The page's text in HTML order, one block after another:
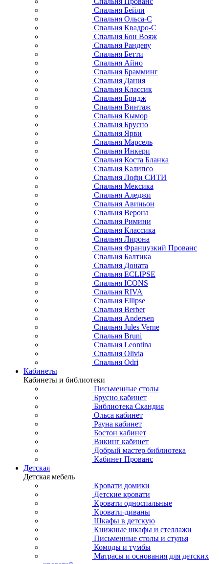
Спальня Бейли
Спальня Ольса-С
Спальня Квадро-С
Спальня Бон Вояж
Спальня Рандеву
Спальня Бетти
Спальня Айно
Спальня Брамминг
Спальня Дания
Спальня Классик
Спальня Бридж
Спальня Винтаж
Спальня Кымор
Спальня Брусно
Спальня Ярви
Спальня Марсель
Спальня Инкери
Спальня Коста Бланка
Спальня Калипсо
Спальня Лофи СИТИ
Спальня Мексика
Спальня Аледжи
Спальня Авиньон
Спальня Верона
Спальня Римини
Спальня Классика
Спальня Лирона
Спальня Французкий Прованс
Спальня Балтика
Спальня Доната
Спальня ECLIPSE
Спальня ICONS
Спальня RIVA
Спальня Ellipse
Спальня Berber
Спальня Andersen
Спальня Jules Verne
Спальня Bruni
Спальня Leontina
Спальня Olivia
Спальня Odri
Кабинеты
Кабинеты и библиотеки
Письменные столы
Брусно кабинет
Библиотека Скандия
Ольса кабинет
Рауна кабинет
Бостон кабинет
Викинг кабинет
Добрый мастер библиотека
Кабинет Прованс
Детская
Детская мебель
Кровати домики
Детские кровати
Кровати односпальные
Кровати-диваны
Шкафы в детскую
Книжные шкафы и стеллажи
Письменные столы и стулья
Комоды и тумбы
Матрасы и основания для детских